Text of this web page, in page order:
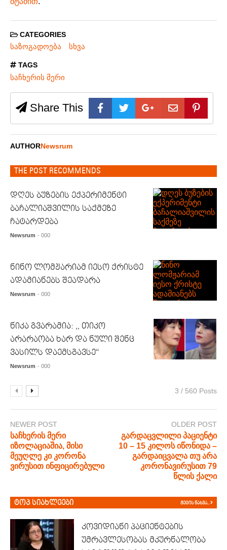
CATEGORIES
საზოგადოება სხვა
TAGS
საჩხერის მერი
Share This
AUTHORNewsrum
THE POST RECOMMENDS
დღეს ბუზების ექპერიმენტი
ბაჩალიაშვილის საქმეზე
ჩატარდება
Newsrum - 000
ნინო ლომჟარიამ იესო ქრისტე
ადამიანებს შეადარა
Newsrum - 000
ნიკა გვარამია: ,, თიკო
არარაობა ხარ და ნული შენც
ვასილს დაემსგავსე“
Newsrum - 000
3 / 560 Posts
NEWER POST
საჩხერის მერი
იზოლაციაშია, მისი
მეუღლე კი კორონა
ვირუსით ინფიცირებული
OLDER POST
გარდაცვლილი პაციენტი
10 – 15 კილოს იწონიდა –
გარდაიცვალა თუ არა
კორონავირუსით 79
წლის ქალი
ტოპ სიახლეები მეტის ნახვა..
კოვიდიანი პაციენტების
უმრავლესობას მკურნალობა